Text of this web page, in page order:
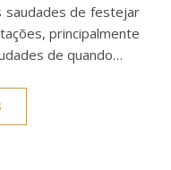
de festejar
principalmente
de quando…